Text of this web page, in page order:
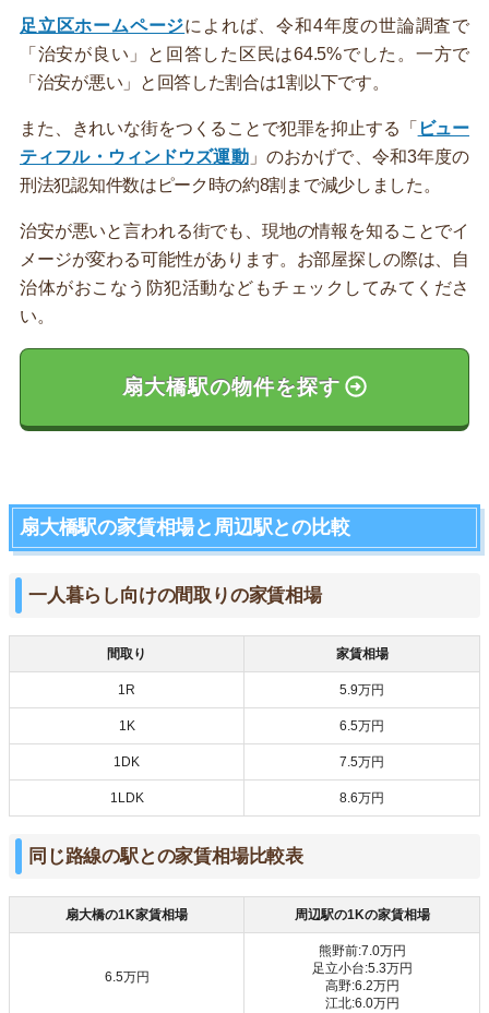
足立区ホームページによれば、令和4年度の世論調査で
「治安が良い」と回答した区民は64.5%でした。一方で
「治安が悪い」と回答した割合は1割以下です。
また、きれいな街をつくることで犯罪を抑止する「 ビュー
ティフル・ウィンドウズ運動」のおかげで、令和3年度の
刑法犯認知件数はピーク時の約8割まで減少しました。
治安が悪いと言われる街でも、現地の情報を知ることでイ
メージが変わる可能性があります。お部屋探しの際は、自
治体がおこなう防犯活動などもチェックしてみてくださ
い。
扇大橋駅の物件を探す
扇大橋駅の家賃相場と周辺駅との比較
一人暮らし向けの間取りの家賃相場
間取り 家賃相場
1R 5.9万円
1K 6.5万円
1DK 7.5万円
1LDK 8.6万円
同じ路線の駅との家賃相場比較表
扇大橋の1K家賃相場 周辺駅の1Kの家賃相場
6.5万円
熊野前:7.0万円
足立小台:5.3万円
高野:6.2万円
江北:6.0万円